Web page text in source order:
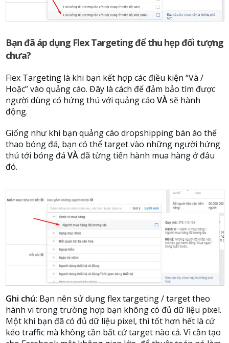
Bạn đã áp dụng Flex Targeting để thu hẹp đối tượng
chưa?
Flex Targeting là khi bạn kết hợp các điều kiện “Và /
Hoặc” vào quảng cáo. Đây là cách để đảm bảo tìm được
người dùng có hứng thú với quảng cáo VÀsẽ hành
động.
Giống như khi bạn quảng cáo dropshipping bán áo thể
thao bóng đá, bạn có thể target vào những người hứng
thú tới bóng đá VÀ đã từng tiến hành mua hàng ở đâu
đó.
Ghi chú: Bạn nên sử dụng flex targeting / target theo
hành vi trong trường hợp bạn không có đủ dữ liệu pixel.
Một khi bạn đã có đủ dữ liệu pixel, thì tốt hơn hết là cứ
kéo traffic mà không cần bất cứ target nào cả. Vì cần tạo